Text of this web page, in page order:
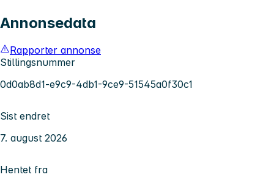
Annonsedata
Rapporter annonse
Stillingsnummer
0d0ab8d1-e9c9-4db1-9ce9-51545a0f30c1
Sist endret
7. august 2026
Hentet fra